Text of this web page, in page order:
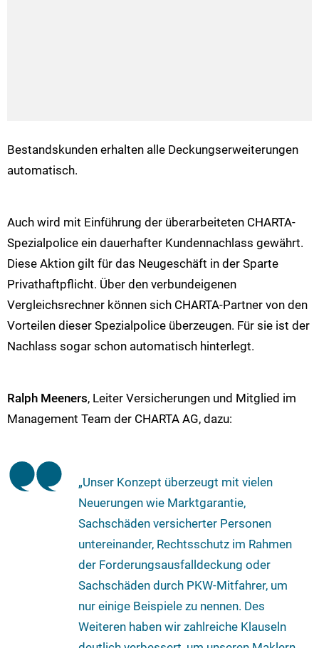
Bestandskunden erhalten alle Deckungserweiterungen
automatisch.
Auch wird mit Einführung der überarbeiteten CHARTA-
Spezialpolice ein dauerhafter Kundennachlass gewährt.
Diese Aktion gilt für das Neugeschäft in der Sparte
Privathaftpflicht. Über den verbundeigenen
Vergleichsrechner können sich CHARTA-Partner von den
Vorteilen dieser Spezialpolice überzeugen. Für sie ist der
Nachlass sogar schon automatisch hinterlegt.
Ralph Meeners, Leiter Versicherungen und Mitglied im
Management Team der CHARTA AG, dazu:
„Unser Konzept überzeugt mit vielen
Neuerungen wie Marktgarantie,
Sachschäden versicherter Personen
untereinander, Rechtsschutz im Rahmen
der Forderungsausfalldeckung oder
Sachschäden durch PKW-Mitfahrer, um
nur einige Beispiele zu nennen. Des
Weiteren haben wir zahlreiche Klauseln